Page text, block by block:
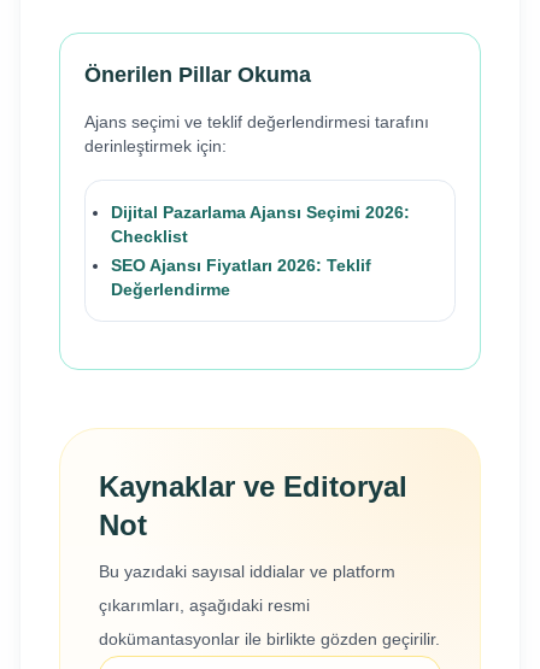
Önerilen Pillar Okuma
Ajans seçimi ve teklif değerlendirmesi tarafını
derinleştirmek için:
Dijital Pazarlama Ajansı Seçimi 2026:
Checklist
SEO Ajansı Fiyatları 2026: Teklif
Değerlendirme
Kaynaklar ve Editoryal
Not
Bu yazıdaki sayısal iddialar ve platform
çıkarımları, aşağıdaki resmi
dokümantasyonlar ile birlikte gözden geçirilir.